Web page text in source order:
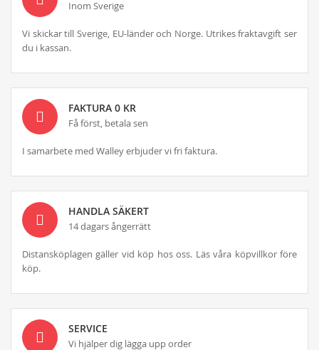
Inom Sverige
Vi skickar till Sverige, EU-länder och Norge. Utrikes fraktavgift ser
du i kassan.
FAKTURA 0 KR
Få först, betala sen
I samarbete med Walley erbjuder vi fri faktura.
HANDLA SÄKERT
14 dagars ångerrätt
Distansköplagen gäller vid köp hos oss. Läs våra köpvillkor före
köp.
SERVICE
Vi hjälper dig lägga upp order